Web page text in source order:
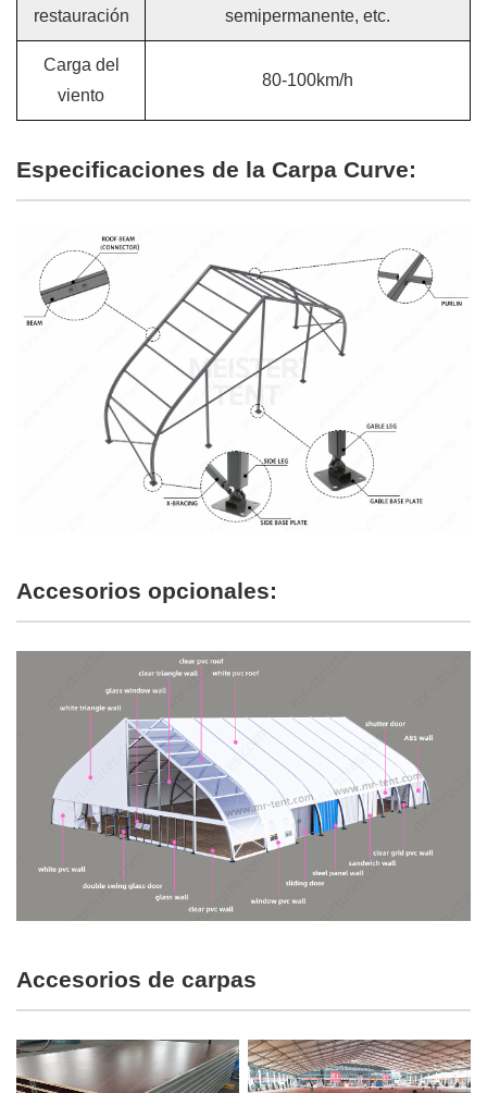
restauración
semipermanente, etc.
Carga del
viento
80-100km/h
Especificaciones de la Carpa Curve:
Accesorios opcionales:
Accesorios de carpas